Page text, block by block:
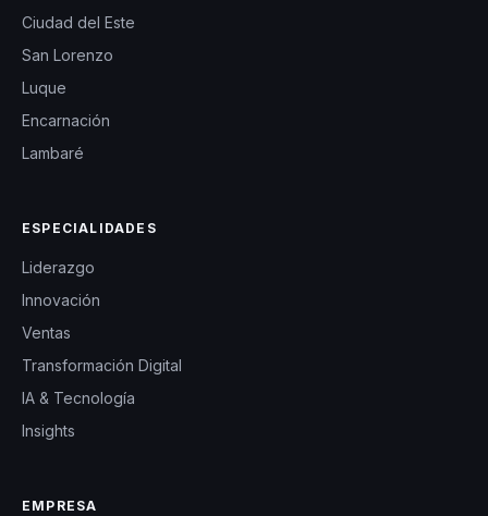
Ciudad del Este
San Lorenzo
Luque
Encarnación
Lambaré
ESPECIALIDADES
Liderazgo
Innovación
Ventas
Transformación Digital
IA & Tecnología
Insights
EMPRESA